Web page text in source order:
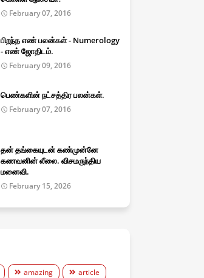
February 07, 2016
பிறந்த எண் பலன்கள் - Numerology
- எண் ஜோதிடம்.
February 09, 2016
பெண்களின் நட்சத்திர பலன்கள்.
February 07, 2016
தன் தங்கையுடன் கண்முன்னே
கணவனின் லீலை. விசமருந்திய
மனைவி.
February 15, 2026
amazing
article